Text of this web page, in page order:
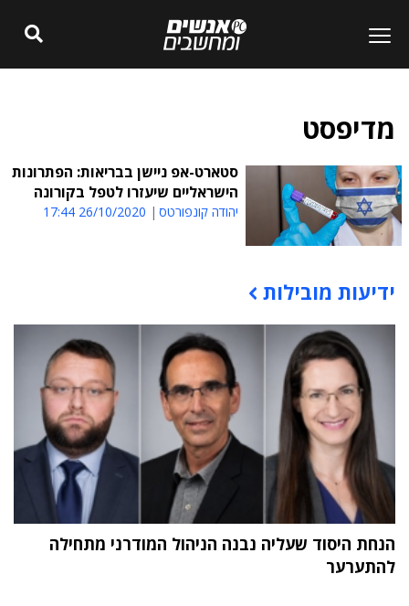
מדיפסט
סטארט-אפ ניישן בבריאות: הפתרונות
הישראליים שיעזרו לטפל בקורונה
יהודה קונפורטס 26/10/2020 17:44
תוכן פרסומי
ידיעות מובילות
הנחת היסוד שעליה נבנה הניהול המודרני מתחילה
להתערער